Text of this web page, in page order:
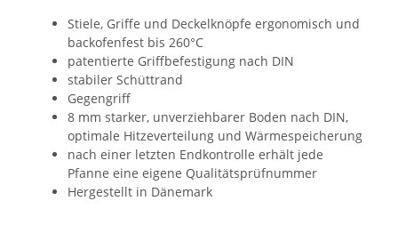
Stiele, Griffe und Deckelknöpfe ergonomisch und
backofenfest bis 260°C
patentierte Griffbefestigung nach DIN
stabiler Schüttrand
Gegengriff
8 mm starker, unverziehbarer Boden nach DIN,
optimale Hitzeverteilung und Wärmespeicherung
nach einer letzten Endkontrolle erhält jede
Pfanne eine eigene Qualitätsprüfnummer
Hergestellt in Dänemark